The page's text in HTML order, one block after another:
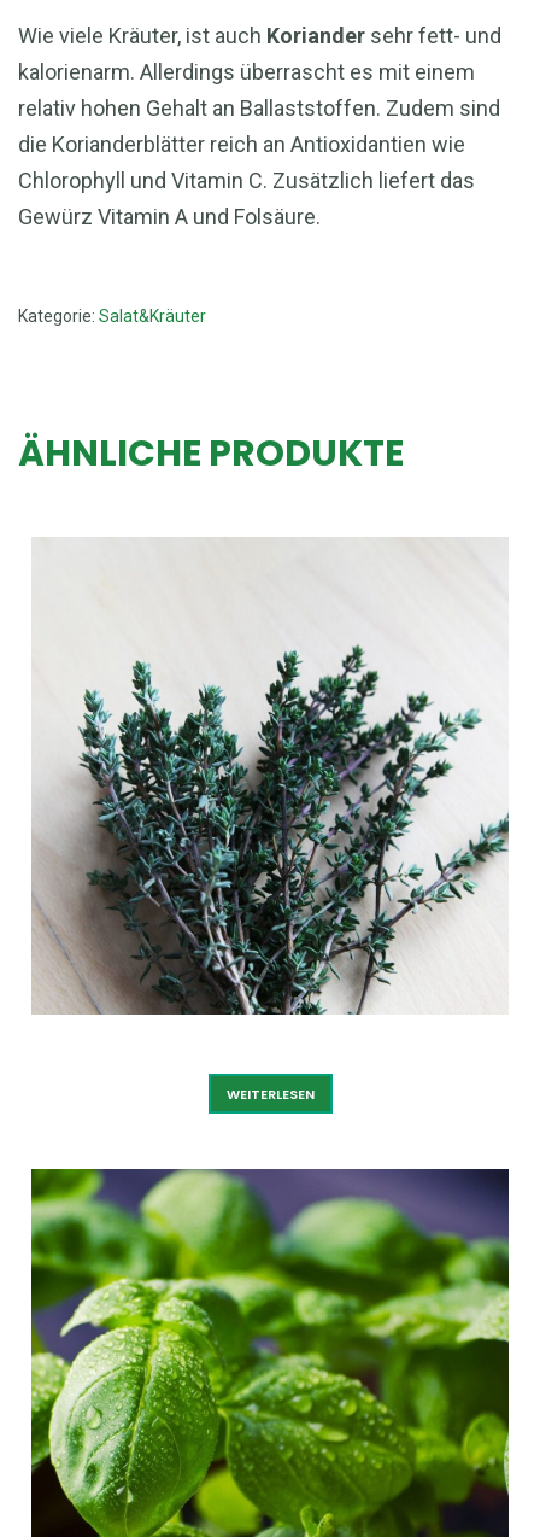
Wie viele Kräuter, ist auch Koriander sehr fett- und
kalorienarm. Allerdings überrascht es mit einem
relativ hohen Gehalt an Ballaststoffen. Zudem sind
die Korianderblätter reich an Antioxidantien wie
Chlorophyll und Vitamin C. Zusätzlich liefert das
Gewürz Vitamin A und Folsäure.
Kategorie: Salat&Kräuter
ÄHNLICHE PRODUKTE
WEITERLESEN